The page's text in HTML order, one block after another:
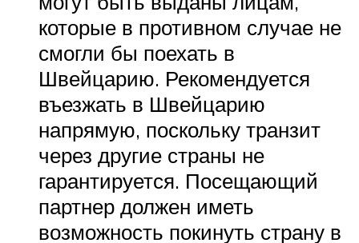
которые в противном случае не
смогли бы поехать в
Швейцарию. Рекомендуется
въезжать в Швейцарию
напрямую, поскольку транзит
через другие страны не
гарантируется. Посещающий
партнер должен иметь
возможность покинуть страну в